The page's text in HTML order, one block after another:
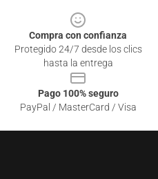
Compra con confianza
Protegido 24/7 desde los clics
hasta la entrega
Pago 100% seguro
PayPal / MasterCard / Visa